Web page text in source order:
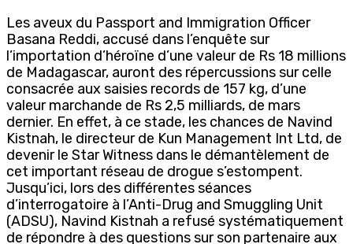
Les aveux du Passport and Immigration Officer
Basana Reddi, accusé dans l’enquête sur
l’importation d’héroïne d’une valeur de Rs 18 millions
de Madagascar, auront des répercussions sur celle
consacrée aux saisies records de 157 kg, d’une
valeur marchande de Rs 2,5 milliards, de mars
dernier. En effet, à ce stade, les chances de Navind
Kistnah, le directeur de Kun Management Int Ltd, de
devenir le Star Witness dans le démantèlement de
cet important réseau de drogue s’estompent.
Jusqu’ici, lors des différentes séances
d’interrogatoire à l’Anti-Drug and Smuggling Unit
(ADSU), Navind Kistnah a refusé systématiquement
de répondre à des questions sur son partenaire aux